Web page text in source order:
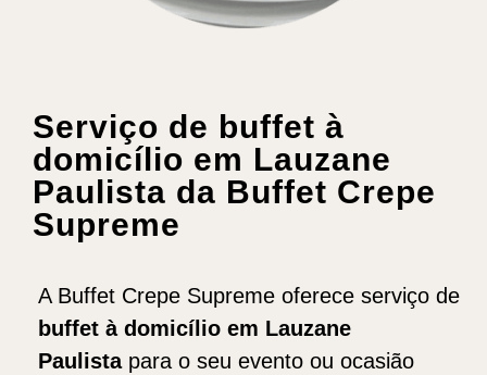
Serviço de buffet à
domicílio em Lauzane
Paulista da Buffet Crepe
Supreme
A Buffet Crepe Supreme oferece serviço de
buffet à domicílio em Lauzane
Paulistapara o seu evento ou ocasião